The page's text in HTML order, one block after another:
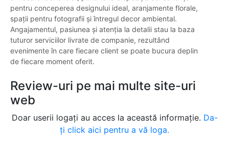
pentru conceperea designului ideal, aranjamente florale,
spații pentru fotografii și întregul decor ambiental.
Angajamentul, pasiunea și atenția la detalii stau la baza
tuturor serviciilor livrate de companie, rezultând
evenimente în care fiecare client se poate bucura deplin
de fiecare moment oferit.
Review-uri pe mai multe site-uri
web
Doar userii logați au acces la această informație. Da-
ți click aici pentru a vă loga.